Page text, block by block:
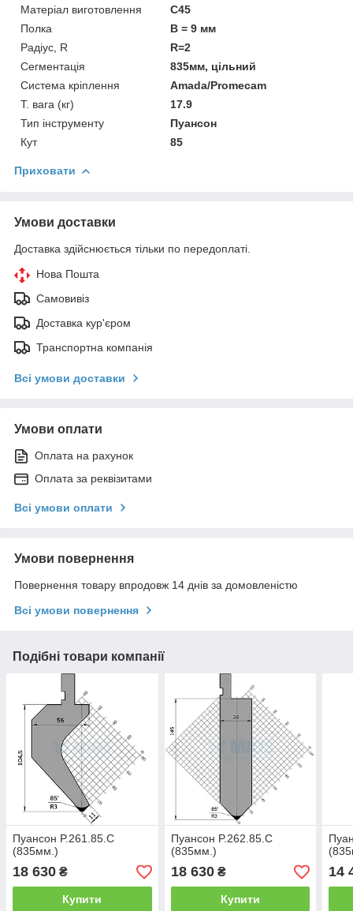
Матеріал виготовлення
C45
Полка
B = 9 мм
Радіус, R
R=2
Сегментація
835мм, цільний
Система кріплення
Amada/Promecam
Т. вага (кг)
17.9
Тип інструменту
Пуансон
Кут
85
Приховати
Умови доставки
Доставка здійснюється тільки по передоплаті.
Нова Пошта
Самовивіз
Доставка кур'єром
Транспортна компанія
Всі умови доставки
Умови оплати
Оплата на рахунок
Оплата за реквізитами
Всі умови оплати
Умови повернення
Повернення товару впродовж 14 днів за домовленістю
Всі умови повернення
Подібні товари компанії
Пуансон P.261.85.C
(835мм.)
18 630 ₴
Купити
Пуансон P.262.85.C
(835мм.)
18 630₴
Купити
14